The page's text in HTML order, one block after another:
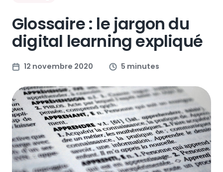
Glossaire : le jargon du
digital learning expliqué
12 novembre 2020 5 minutes